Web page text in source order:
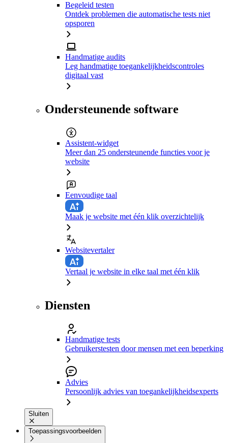
Begeleid testen
Ontdek problemen die automatische tests niet
opsporen
Handmatige audits
Leg handmatige toegankelijkheidscontroles
digitaal vast
Ondersteunende software
Assistent-widget
Meer dan 25 ondersteunende functies voor je
website
Eenvoudige taal
Maak je website met één klik overzichtelijk
Websitevertaler
Vertaal je website in elke taal met één klik
Diensten
Handmatige tests
Gebruikerstesten door mensen met een beperking
Advies
Persoonlijk advies van toegankelijkheidsexperts
Sluiten
Toepassingsvoorbeelden